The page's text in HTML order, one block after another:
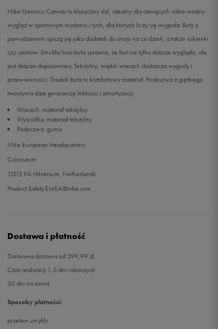
39 25 cm Powiadom o dostępności
40 25,5 cm Powiadom o dostępności
41 26,5 cm
42 27 cm
Nike Genicco Canvas to klasyczny styl, idealny dla ceniących sobie modny
wygląd w sportowym wydaniu i tych, dla których liczy się wygoda. Buty z
powodzeniem spiszą się jako dodatek do stroju na co dzień, a także sukienki
czy szortów. Smukła linia buta sprawia, że but nie tylko dobrze wygląda, ale
jest dobrze dopasowany. Tekstylny, miękki wierzch dostarcza wygody i
przewiewności. Środek buta to komfortowy materiał. Podeszwa z giętkiego
tworzywa daje gwarancję lekkości i amortyzacji.
Wierzch: materiał tekstylny
Wyściółka: materiał tekstylny
Podeszwa: guma
Nike European Headquarters
Colosseum
11213 NL Hilversum, Netherlands
Product.Safety.EMEA@nike.com
Dostawa i płatność
Darmowa dostawa od 299,99 zł
Czas realizacji 1-5 dni roboczych
30 dni na zwrot
Sposoby płatności:
przelew zwykły